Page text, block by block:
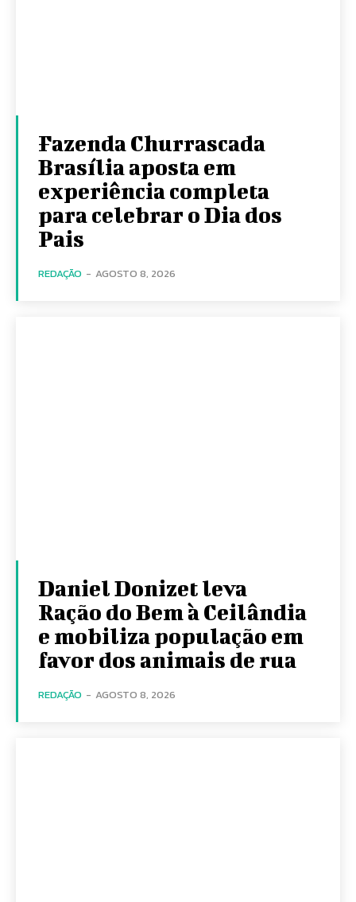
Fazenda Churrascada
Brasília aposta em
experiência completa
para celebrar o Dia dos
Pais
REDAÇÃO - AGOSTO 8, 2026
Daniel Donizet leva
Ração do Bem à Ceilândia
e mobiliza população em
favor dos animais de rua
REDAÇÃO - AGOSTO 8, 2026